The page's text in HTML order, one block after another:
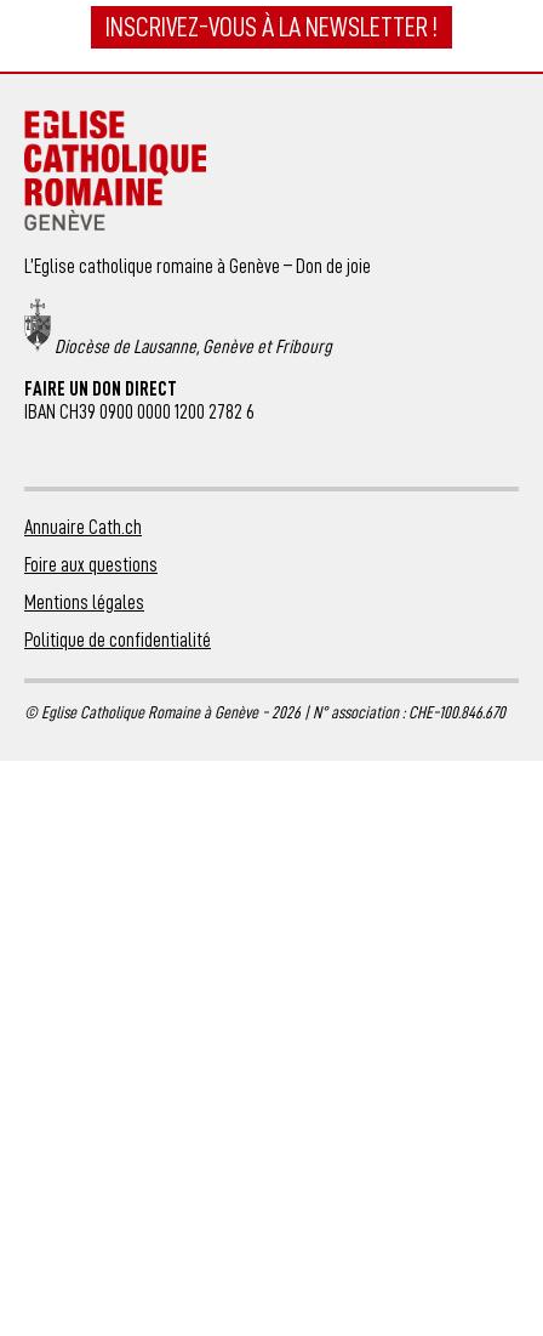
INSCRIVEZ-VOUS À LA NEWSLETTER !
L’Eglise catholique romaine à Genève – Don de joie
Diocèse de Lausanne, Genève et Fribourg
FAIRE UN DON DIRECT
IBAN CH39 0900 0000 1200 2782 6
Annuaire Cath.ch
Foire aux questions
Mentions légales
Politique de confidentialité
© Eglise Catholique Romaine à Genève - 2026 | N° association : CHE-100.846.670